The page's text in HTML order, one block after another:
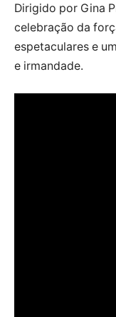
Dirigido por Gina
celebração da
espetaculares e
e irmandade.